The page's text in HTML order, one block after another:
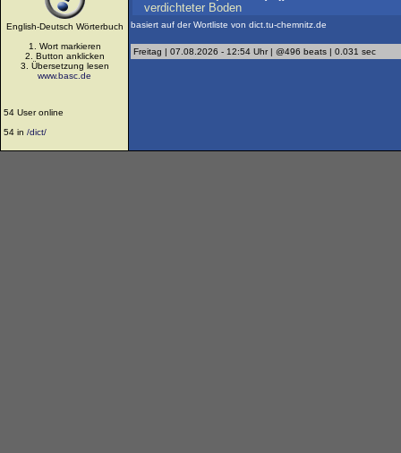
English-Deutsch Wörterbuch
1. Wort markieren
2. Button anklicken
3. Übersetzung lesen
www.basc.de
54 User online
54 in /dict/
verdichteter Boden
basiert auf der Wortliste von dict.tu-chemnitz.de
Freitag | 07.08.2026 - 12:54 Uhr | @496 beats | 0.031 sec